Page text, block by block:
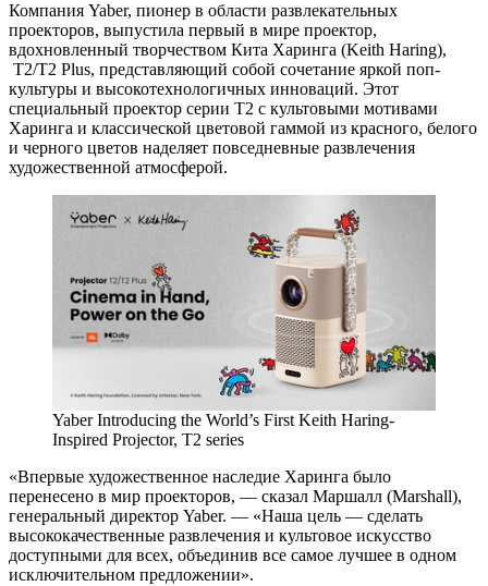
Компания Yaber, пионер в области развлекательных
проекторов, выпустила первый в мире проектор,
вдохновленный творчеством Кита Харинга (Keith Haring),
T2/T2 Plus, представляющий собой сочетание яркой поп-
культуры и высокотехнологичных инноваций. Этот
специальный проектор серии T2 с культовыми мотивами
Харинга и классической цветовой гаммой из красного, белого
и черного цветов наделяет повседневные развлечения
художественной атмосферой.
Yaber Introducing the World’s First Keith Haring-
Inspired Projector, T2 series
«Впервые художественное наследие Харинга было
перенесено в мир проекторов, — сказал Маршалл (Marshall),
генеральный директор Yaber. — «Наша цель — сделать
высококачественные развлечения и культовое искусство
доступными для всех, объединив все самое лучшее в одном
исключительном предложении».